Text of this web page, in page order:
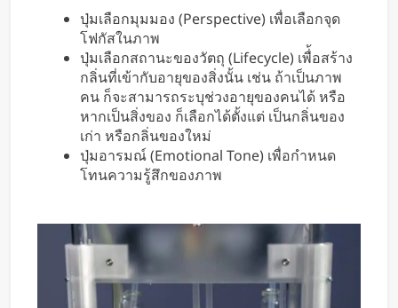
ปุ่มเลือกมุมมอง (Perspective) เพื่อเลือกจุด
โฟกัสในภาพ
ปุ่มเลือกสถานะของวัตถุ (Lifecycle) เพื่้อสร้าง
กลิ่นที่เข้ากับอายุของสิ่งนั้น เช่น ถ้าเป็นภาพ
คน ก็จะสามารถระบุช่วงอายุของคนได้ หรือ
หากเป็นสิ่งของ ก็เลือกได้ตั้งแต่ เป็นกลิ่นของ
เก่า หรือกลิ่นของใหม่
ปุ่มอารมณ์ (Emotional Tone) เพื่อกำหนด
โทนความรู้สึกของภาพ